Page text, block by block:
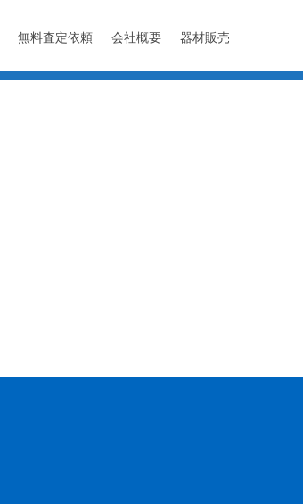
無料査定依頼 会社概要 器材販売